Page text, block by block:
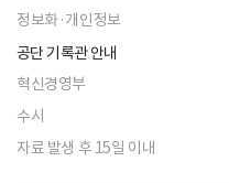
정보화·개인정보
공단 기록관 안내
혁신경영부
수시
자료 발생 후 15일 이내